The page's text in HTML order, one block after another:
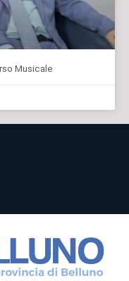
Musicale